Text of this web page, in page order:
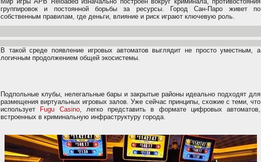
группировок и постоянной борьбы за ресурсы. Город Сан-Паро живет по
собственным правилам, где деньги, влияние и риск играют ключевую роль.
В такой среде появление игровых автоматов выглядит не просто уместным, а
логичным продолжением общей экосистемы.
Подпольные клубы, нелегальные бары и закрытые районы идеально подходят для
размещения виртуальных игровых залов. Уже сейчас принципы, схожие с теми, что
использует
Fugu Сasino, легко представить в формате цифровых автоматов,
встроенных в криминальную инфраструктуру города.